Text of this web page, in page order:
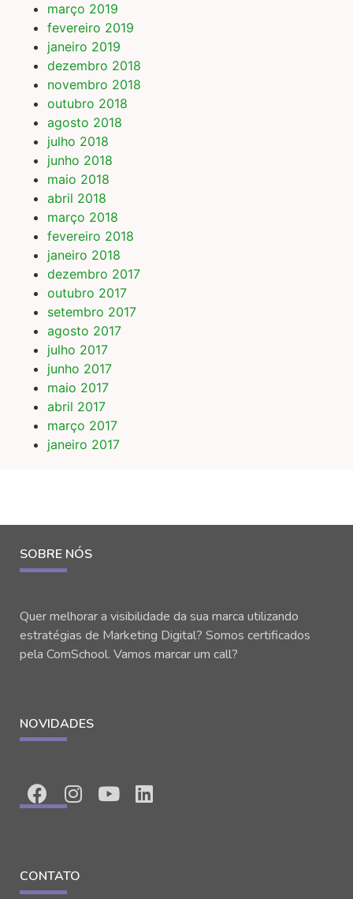
março 2019
fevereiro 2019
janeiro 2019
dezembro 2018
novembro 2018
outubro 2018
agosto 2018
julho 2018
junho 2018
maio 2018
abril 2018
março 2018
fevereiro 2018
janeiro 2018
dezembro 2017
outubro 2017
setembro 2017
agosto 2017
julho 2017
junho 2017
maio 2017
abril 2017
março 2017
janeiro 2017
SOBRE NÓS
Quer melhorar a visibilidade da sua marca utilizando
estratégias de Marketing Digital? Somos certificados
pela ComSchool. Vamos marcar um call?
NOVIDADES
CONTATO